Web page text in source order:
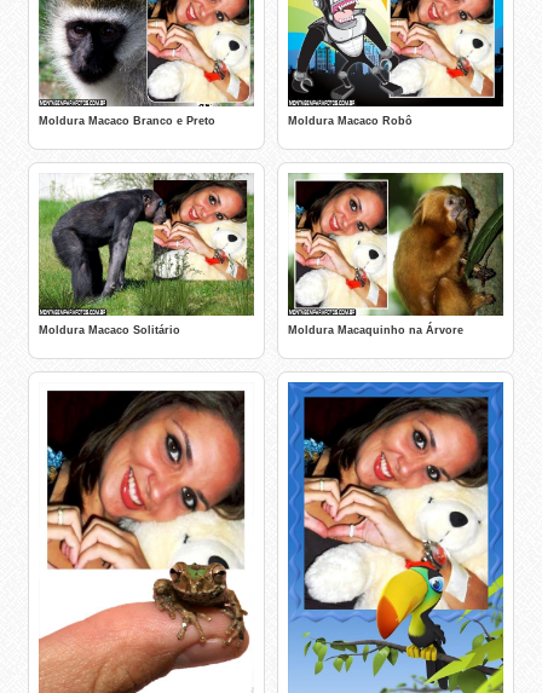
Moldura Macaco Branco e Preto Moldura Macaco Robô
Moldura Macaco Solitário Moldura Macaquinho na Árvore